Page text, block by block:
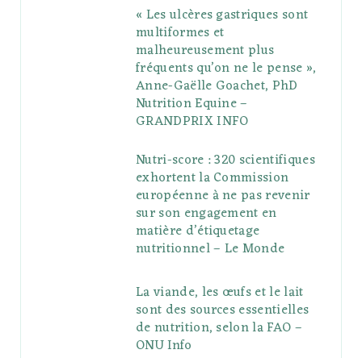
« Les ulcères gastriques sont
multiformes et
malheureusement plus
fréquents qu’on ne le pense »,
Anne-Gaëlle Goachet, PhD
Nutrition Equine –
GRANDPRIX INFO
Nutri-score : 320 scientifiques
exhortent la Commission
européenne à ne pas revenir
sur son engagement en
matière d’étiquetage
nutritionnel – Le Monde
La viande, les œufs et le lait
sont des sources essentielles
de nutrition, selon la FAO –
ONU Info